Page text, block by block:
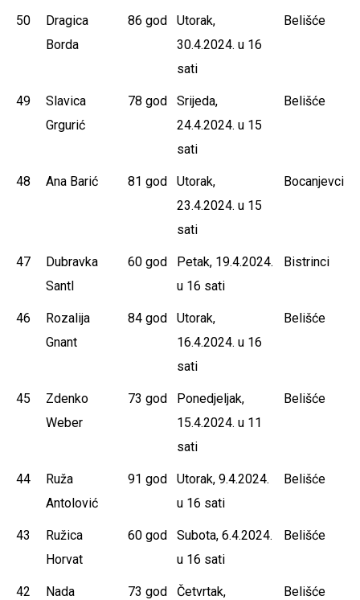
50
Dragica
Borda
86 god
Utorak,
30.4.2024. u 16
sati
Belišće
49
Slavica
Grgurić
78 god
Srijeda,
24.4.2024. u 15
sati
Belišće
48 Ana Barić 81 god
Utorak,
23.4.2024. u 15
sati
Bocanjevci
47
Dubravka
Santl
60 god
Petak, 19.4.2024.
u 16 sati
Bistrinci
46
Rozalija
Gnant
84 god
Utorak,
16.4.2024. u 16
sati
Belišće
45
Zdenko
Weber
73 god
Ponedjeljak,
15.4.2024. u 11
sati
Belišće
44
Ruža
Antolović
91 god
Utorak, 9.4.2024.
u 16 sati
Belišće
43
Ružica
Horvat
60 god
Subota, 6.4.2024.
u 16 sati
Belišće
42
Nada
73 god
Četvrtak,
Belišće